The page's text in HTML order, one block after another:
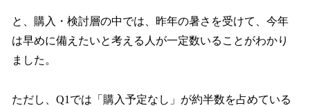
と、購入・検討層の中では、昨年の暑さを受けて、今年
は早めに備えたいと考える人が一定数いることがわかり
ました。
ただし、Q1では「購入予定なし」が約半数を占めている